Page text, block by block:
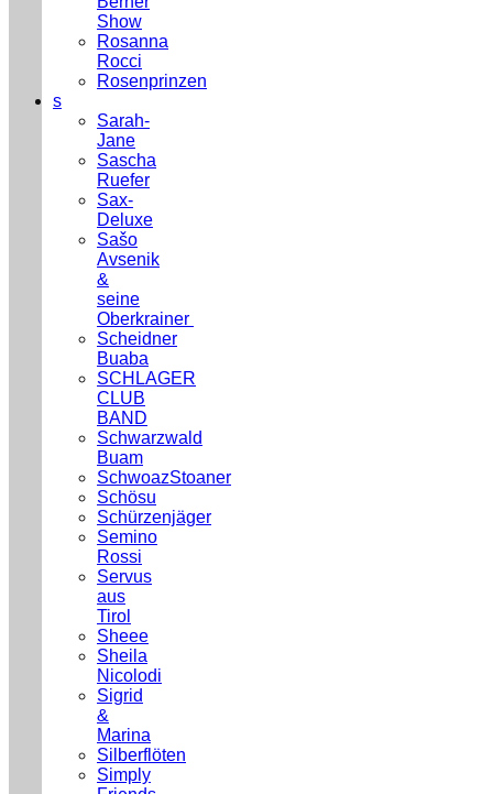
Show
Rosanna
Rocci
Rosenprinzen
s
Sarah-
Jane
Sascha
Ruefer
Sax-
Deluxe
Sašo
Avsenik
&
seine
Oberkrainer
Scheidner
Buaba
SCHLAGER
CLUB
BAND
Schwarzwald
Buam
SchwoazStoaner
Schösu
Schürzenjäger
Semino
Rossi
Servus
aus
Tirol
Sheee
Sheila
Nicolodi
Sigrid
&
Marina
Silberflöten
Simply